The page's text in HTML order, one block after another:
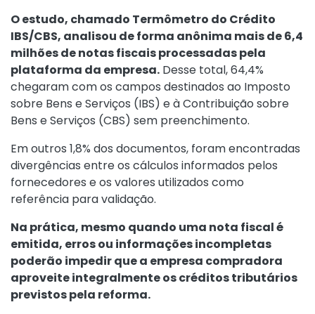
O estudo, chamado Termômetro do Crédito
IBS/CBS, analisou de forma anônima mais de 6,4
milhões de notas fiscais processadas pela
plataforma da empresa. Desse total, 64,4%
chegaram com os campos destinados ao Imposto
sobre Bens e Serviços (IBS) e à Contribuição sobre
Bens e Serviços (CBS) sem preenchimento.
Em outros 1,8% dos documentos, foram encontradas
divergências entre os cálculos informados pelos
fornecedores e os valores utilizados como
referência para validação.
Na prática, mesmo quando uma nota fiscal é
emitida, erros ou informações incompletas
poderão impedir que a empresa compradora
aproveite integralmente os créditos tributários
previstos pela reforma.